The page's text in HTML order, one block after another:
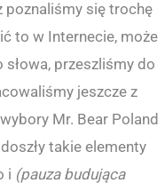
poznaliśmy się trochę
to w Internecie, może
przeszliśmy do
jeszcze z
Mr. Bear Poland
takie elementy
i (pauza budująca